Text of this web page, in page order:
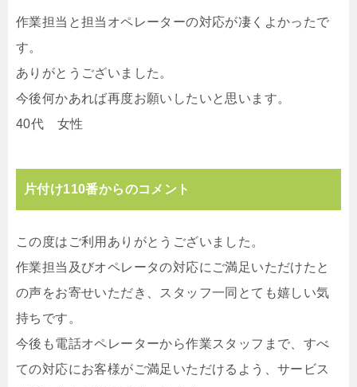
作業担当と担当オペレーターの対応が凄くよかったで
す。
ありがとうございました。
今後何かあれば再度お願いしたいと思います。
40代 女性
片付け110番からのコメント
この度はご利用ありがとうございました。
作業担当及びオペレータの対応にご満足いただけたと
の声をお寄せいただき、スタッフ一同とても嬉しい気
持ちです。
今後も電話オペレーターから作業スタッフまで、すべ
ての対応にお客様がご満足いただけるよう、サービス